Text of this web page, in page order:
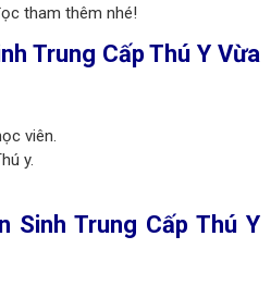
tham thêm nhé!
Trung Cấp Thú Y Vừa
viên.
y.
Sinh Trung Cấp Thú Y